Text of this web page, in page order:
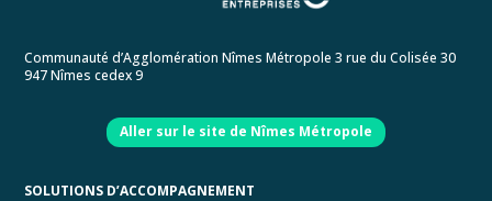
Communauté d’Agglomération Nîmes Métropole 3 rue du Colisée 30
947 Nîmes cedex 9
Aller sur le site de Nîmes Métropole
SOLUTIONS D’ACCOMPAGNEMENT